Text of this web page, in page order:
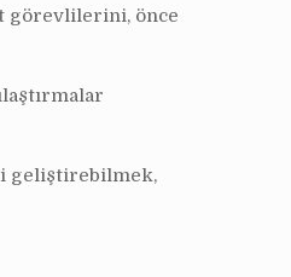
görevlilerini, önce
geliştirebilmek,